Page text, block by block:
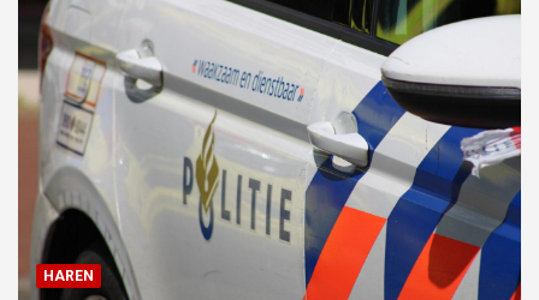
HAREN